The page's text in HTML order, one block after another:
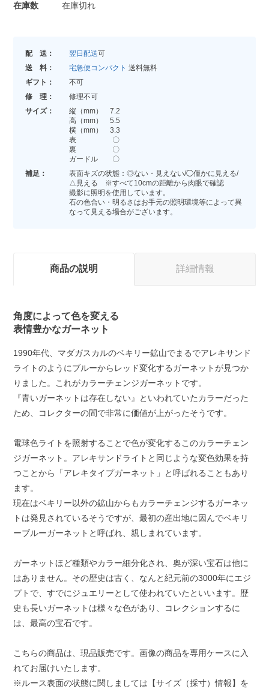
在庫数
在庫切れ
配 送： 翌日配送可
送 料：
宅急便コンパクト 送料無料
ギフト：
不可
修 理：
修理不可
サイズ：
縦（mm） 7.2
高（mm） 5.5
横（mm） 3.3
表 〇
裏 〇
ガードル 〇
補足：
表面キズの状態：◎ない・見えない/◯僅かに見える/
△見える ※すべて10cmの距離から肉眼で確認
撮影に照明を使用しています。
石の色合い・明るさはお手元の照明環境等によって異
なって見える場合がございます。
商品の説明 詳細情報
角度によって色を変える
表情豊かなガーネット
1990年代、マダガスカルのベキリー鉱山でまるでアレキサンド
ライトのようにブルーからレッド変化するガーネットが見つか
りました。これがカラーチェンジガーネットです。
『青いガーネットは存在しない』といわれていたカラーだった
ため、コレクターの間で非常に価値が上がったそうです。
電球色ライトを照射することで色が変化するこのカラーチェン
ジガーネット。アレキサンドライトと同じような変色効果を持
つことから「アレキタイプガーネット」と呼ばれることもあり
ます。
現在はベキリー以外の鉱山からもカラーチェンジするガーネッ
トは発見されているそうですが、最初の産出地に因んでベキリ
ーブルーガーネットと呼ばれ、親しまれています。
ガーネットほど種類やカラー細分化され、奥が深い宝石は他に
はありません。その歴史は古く、なんと紀元前の3000年にエジ
プトで、すでにジュエリーとして使われていたといいます。歴
史も長いガーネットは様々な色があり、コレクションするに
は、最高の宝石です。
こちらの商品は、現品販売です。画像の商品を専用ケースに入
れてお届けいたします。
※ルース表面の状態に関しましては【サイズ（採寸）情報】を